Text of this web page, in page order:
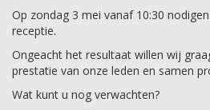
Op zondag 3 mei vanaf 10:30
receptie.
Ongeacht het resultaat willen wij
prestatie van onze leden en samen
Wat kunt u nog verwachten?